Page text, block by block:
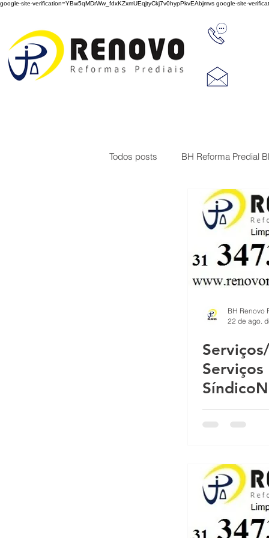
google-site-verification=YBw5qMDrWw_fdxKZxmUEqjtyCkj7v0hypPkvEAbjmvs google-site-
Todos posts BH Reforma Predial
Limpeza de Fachada de Prédio
Serviço de
O que é a fachada do prédio? A
Proteção sol chuva pintura
Reforma e pintura de garagem de
22 de ago.